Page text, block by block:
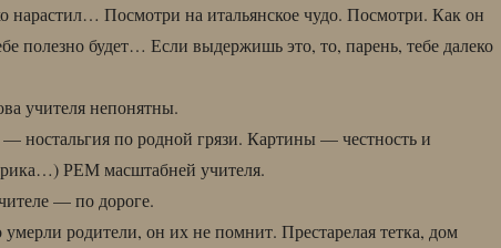
Посмотри на итальянское чудо. Посмотри. Как он
будет… Если выдержишь это, то, парень, тебе далеко
учителя непонятны.
по родной грязи. Картины — честность и
РЕМ масштабней учителя.
— по дороге.
родители, он их не помнит. Престарелая тетка, дом